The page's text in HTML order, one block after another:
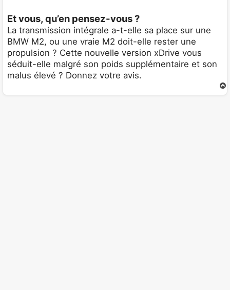
Et vous, qu’en pensez-vous ?
La transmission intégrale a-t-elle sa place sur une
BMW M2, ou une vraie M2 doit-elle rester une
propulsion ? Cette nouvelle version xDrive vous
séduit-elle malgré son poids supplémentaire et son
malus élevé ? Donnez votre avis.